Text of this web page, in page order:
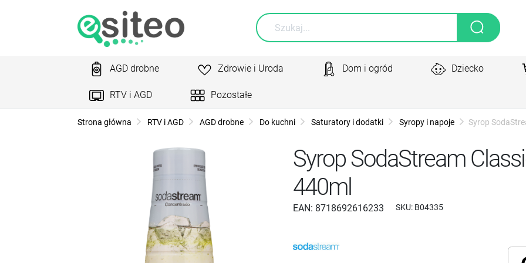
AGD drobne Zdrowie i Uroda Dom i ogród Dziecko
RTV i AGD Pozostałe
Strona główna RTV i AGD AGD drobne Do kuchni Saturatory i dodatki Syropy i napoje Syrop
Syrop SodaStream
440ml
EAN: 8718692616233 SKU: B04335